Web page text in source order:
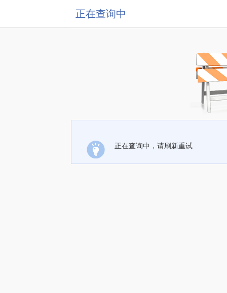
正在查询中
正在查询中，请刷新重试